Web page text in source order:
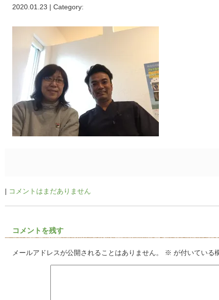
2020.01.23 | Category:
| コメントはまだありません
コメントを残す
メールアドレスが公開されることはありません。 ※ が付いている